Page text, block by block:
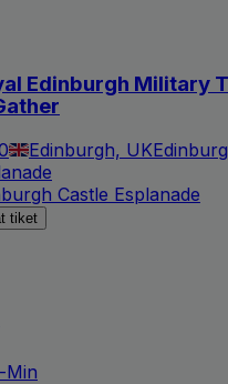
Edinburgh Military
Edinburgh, UK
Castle Esplanade
tiket
Min